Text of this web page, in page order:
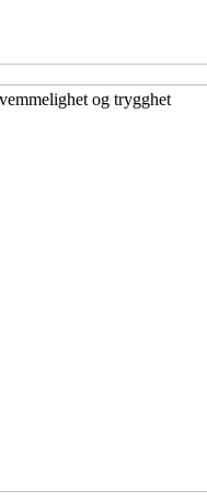
og trygghet